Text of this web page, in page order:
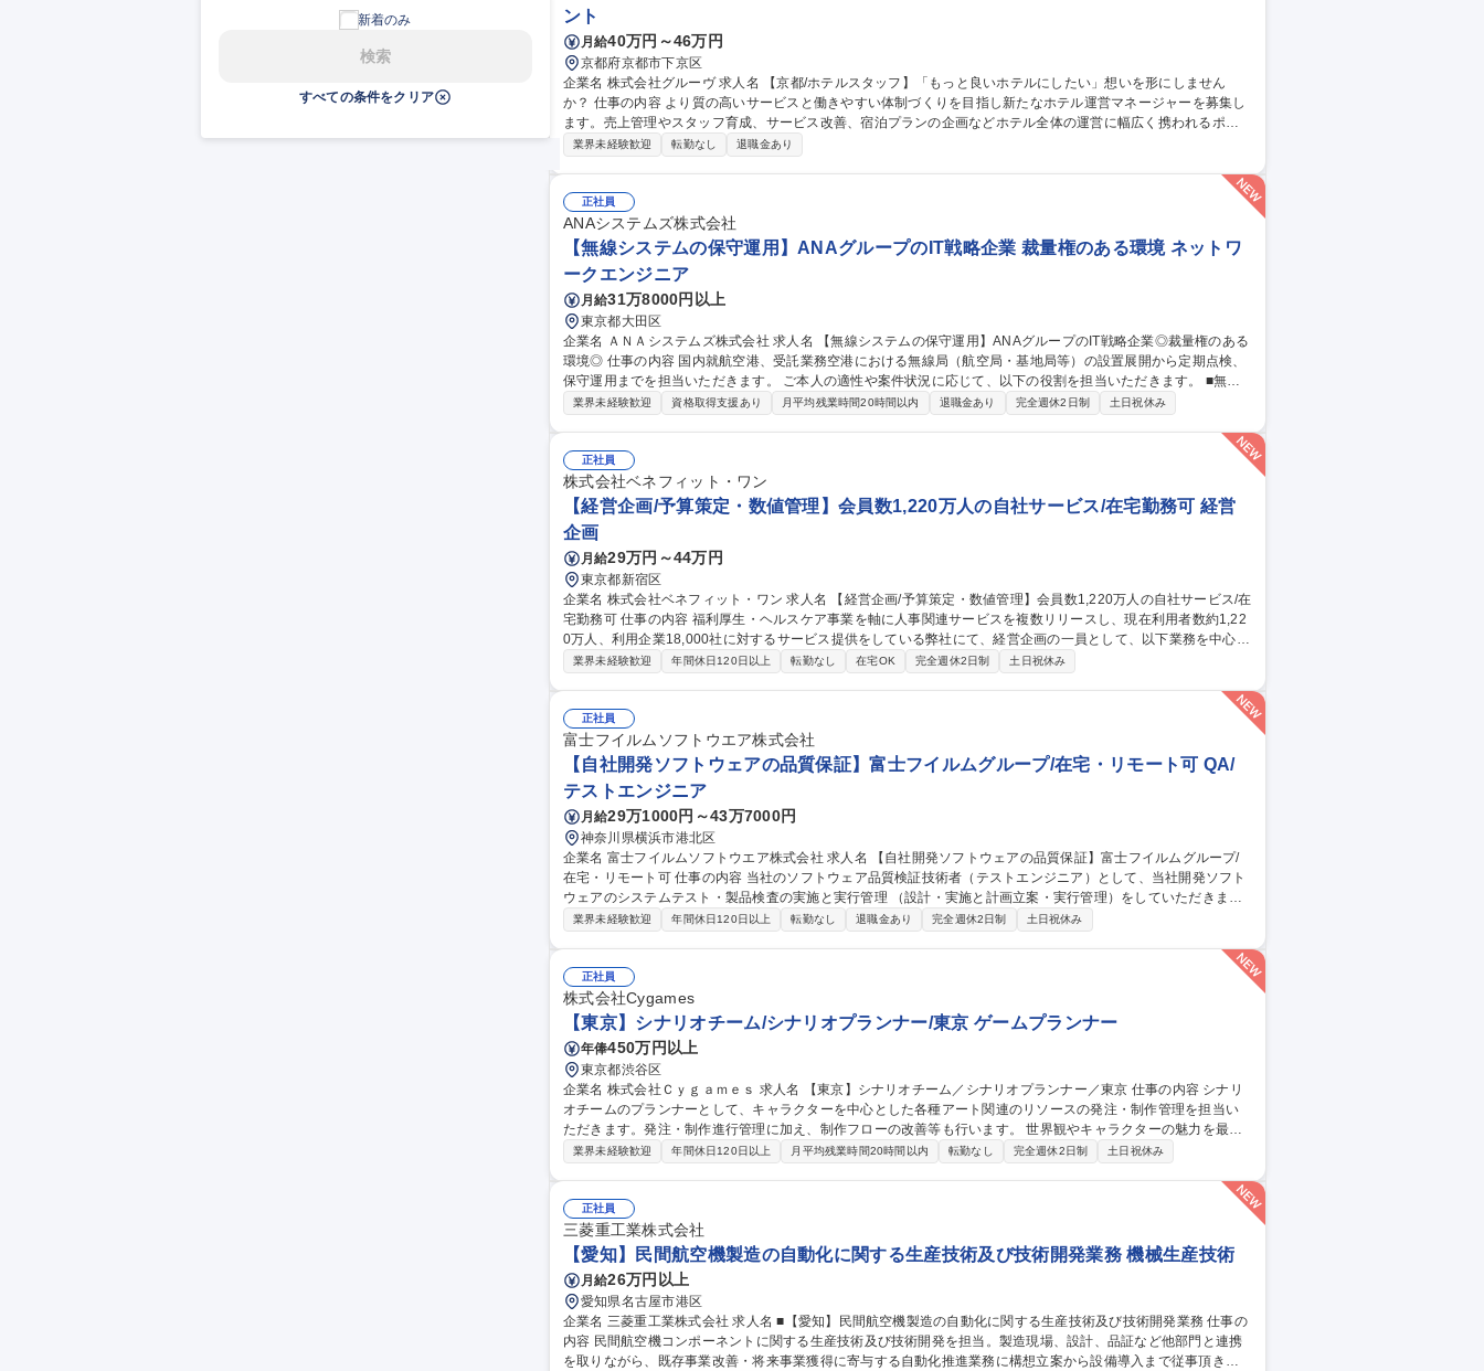
新着のみ
検索
すべての条件をクリア
ント
月給40万円～46万円
京都府京都市下京区
企業名 株式会社グルーヴ 求人名 【京都/ホテルスタッフ】「もっと良いホテルにしたい」想いを形にしません
か？ 仕事の内容 より質の高いサービスと働きやすい体制づくりを目指し新たなホテル運営マネージャーを募集し
ます。売上管理やスタッフ育成、サービス改善、宿泊プランの企画などホテル全体の運営に幅広く携われるポジ
ションです。 ＞＞仕事内容＜＜ ホテル運営全般をお任せします！ ■ホテル全体の運営管理 ■アルバイトスタッフ
上に向けた改善 ■施設/設備の維持管理 ■地域との連携やイベント企画 ■フロント業務のフォロー ■安全/衛生管理 ■
本社との連携 ■備品等の在庫管理/発注業務 ■電話/メール対応 ■清掃業務など 募集職種 【京都/ホテルスタッフ】
「もっと良いホテルにしたい」想いを形にしませんか？
業界未経験歓迎 転勤なし 退職金あり
正社員
ANAシステムズ株式会社
【無線システムの保守運用】ANAグループのIT戦略企業 裁量権のある環境 ネットワ
ークエンジニア
月給31万8000円以上
東京都大田区
企業名 ＡＮＡシステムズ株式会社 求人名 【無線システムの保守運用】ANAグループのIT戦略企業◎裁量権のある
環境◎ 仕事の内容 国内就航空港、受託業務空港における無線局（航空局・基地局等）の設置展開から定期点検、
保守運用までを担当いただきます。 ご本人の適性や案件状況に応じて、以下の役割を担当いただきます。 ■無線
設備展開業務に関する計画の立案、調整、営業取引全般 ■無線設備の設置・移設・撤去作業、登録点検業務・運用
折衝業務 ※建物に改変を加える業務はございません。 ※5～10日/月、国内各地への出張が発生いたします。（北
業界未経験歓迎 資格取得支援あり 月平均残業時間20時間以内 退職金あり 完全週休2日制 土日祝休み
正社員
株式会社ベネフィット・ワン
【経営企画/予算策定・数値管理】会員数1,220万人の自社サービス/在宅勤務可 経営
企画
月給29万円～44万円
東京都新宿区
企業名 株式会社ベネフィット・ワン 求人名 【経営企画/予算策定・数値管理】会員数1,220万人の自社サービス/在
宅勤務可 仕事の内容 福利厚生・ヘルスケア事業を軸に人事関連サービスを複数リリースし、現在利用者数約1,22
0万人、利用企業18,000社に対するサービス提供をしている弊社にて、経営企画の一員として、以下業務を中心に
お任せします。 【詳細】■全社・事業部別の 予算策定、予実管理■月次・四半期の 業績管理（KPI管理、差異分
画・事業計画の策定サポート【ご経験に応じて】■事業採算管理、新規事業の数値検証■経営会議・戦略会議への
参加※「決められた数字を追う」だけではなく、なぜズレたのか／どう変えるべきかを考える役割です。 募集職
種 【経営企画/予算策定・数値管理】会員数1,220万人の自社サービス/在宅勤務可
業界未経験歓迎 年間休日120日以上 転勤なし 在宅OK 完全週休2日制 土日祝休み
正社員
富士フイルムソフトウエア株式会社
【自社開発ソフトウェアの品質保証】富士フイルムグループ/在宅・リモート可 QA/
テストエンジニア
月給29万1000円～43万7000円
神奈川県横浜市港北区
企業名 富士フイルムソフトウエア株式会社 求人名 【自社開発ソフトウェアの品質保証】富士フイルムグループ/
在宅・リモート可 仕事の内容 当社のソフトウェア品質検証技術者（テストエンジニア）として、当社開発ソフト
ウェアのシステムテスト・製品検査の実施と実行管理 （設計・実施と計画立案・実行管理）をしていただきま
す。 【業務詳細】品質・効率（ex. テスト自動化）の向上や、今後のCloud/AI/IoT/DevOps時代のテスト・品質保
【自社開発ソフトウェアの品質保証】富士フイルムグループ/在宅・リモート可
業界未経験歓迎 年間休日120日以上 転勤なし 退職金あり 完全週休2日制 土日祝休み
正社員
株式会社Cygames
【東京】シナリオチーム/シナリオプランナー/東京 ゲームプランナー
年俸450万円以上
東京都渋谷区
企業名 株式会社Ｃｙｇａｍｅｓ 求人名 【東京】シナリオチーム／シナリオプランナー／東京 仕事の内容 シナリ
オチームのプランナーとして、キャラクターを中心とした各種アート関連のリソースの発注・制作管理を担当い
ただきます。発注・制作進行管理に加え、制作フローの改善等も行います。 世界観やキャラクターの魅力を最大
限に引き出すことをミッションとして、シナリオライターやディレクター、各制作セクションと連携しながら、
ど各種リソースの発注 ■各種リソースの管理、および発注フロー・レギュレーションの整備 ■各種リソース・制作
物の監修 募集職種 【東京】シナリオチーム／シナリオプランナー／東京
業界未経験歓迎 年間休日120日以上 月平均残業時間20時間以内 転勤なし 完全週休2日制 土日祝休み
正社員
三菱重工業株式会社
【愛知】民間航空機製造の自動化に関する生産技術及び技術開発業務 機械生産技術
月給26万円以上
愛知県名古屋市港区
企業名 三菱重工業株式会社 求人名 ■【愛知】民間航空機製造の自動化に関する生産技術及び技術開発業務 仕事の
内容 民間航空機コンポーネントに関する生産技術及び技術開発を担当。製造現場、設計、品証など他部門と連携
を取りながら、既存事業改善・将来事業獲得に寄与する自動化推進業務に構想立案から設備導入まで従事頂きま